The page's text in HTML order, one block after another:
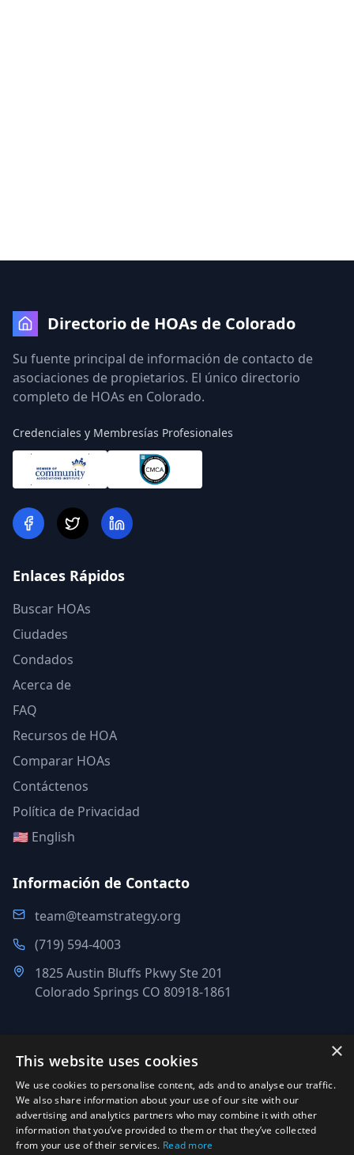
Directorio de HOAs de Colorado
Su fuente principal de información de contacto de
asociaciones de propietarios. El único directorio
completo de HOAs en Colorado.
Credenciales y Membresías Profesionales
Enlaces Rápidos
Buscar HOAs
Ciudades
Condados
Acerca de
FAQ
Recursos de HOA
Comparar HOAs
Contáctenos
Política de Privacidad
🇺🇸 English
Información de Contacto
team@teamstrategy.org
(719) 594-4003
1825 Austin Bluffs Pkwy Ste 201
Colorado Springs CO 80918-1861
Team Strategy Inc.
1825 Austin Bluffs Pkwy Ste 201, Colorado Springs CO 80918-
1861
Oficina: (719) 594-4003·Correo: team@teamstrategy.org
×
This website uses cookies
We use cookies to personalise content, ads and to analyse our traffic.
We also share information about your use of our site with our
advertising and analytics partners who may combine it with other
information that you’ve provided to them or that they’ve collected
from your use of their services. Read more